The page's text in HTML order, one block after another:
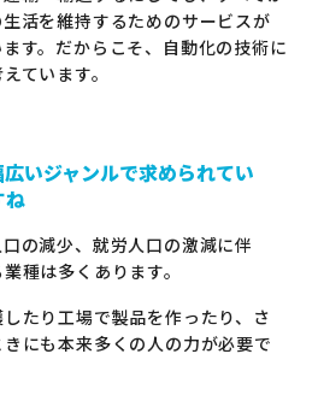
活を維持するためのサービスが
す。だからこそ、自動化の技術に
ています。
いジャンルで求められてい
ね
の減少、就労人口の激減に伴
種は多くあります。
たり工場で製品を作ったり、さ
にも本来多くの人の力が必要で